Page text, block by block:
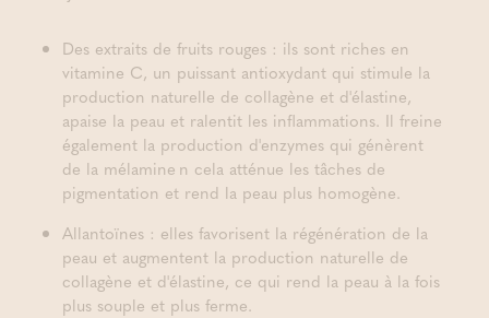
Des extraits de fruits rouges : ils sont riches en
vitamine C, un puissant antioxydant qui stimule la
production naturelle de collagène et d'élastine,
apaise la peau et ralentit les inflammations. Il freine
également la production d'enzymes qui génèrent
de la mélamine n cela atténue les tâches de
pigmentation et rend la peau plus homogène.
Allantoïnes : elles favorisent la régénération de la
peau et augmentent la production naturelle de
collagène et d'élastine, ce qui rend la peau à la fois
plus souple et plus ferme.